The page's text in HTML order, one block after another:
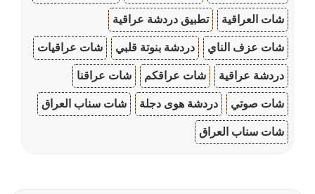
شات العراقية تطبيق دردشة عراقية
شات عزف الناي دردشة بنوتة قلبي شات عراقيات
دردشة عراقية شات عراقكم شات عراقنا
شات صوتي دردشة هوى دجلة شات سناب العراق
شات سناب العراق